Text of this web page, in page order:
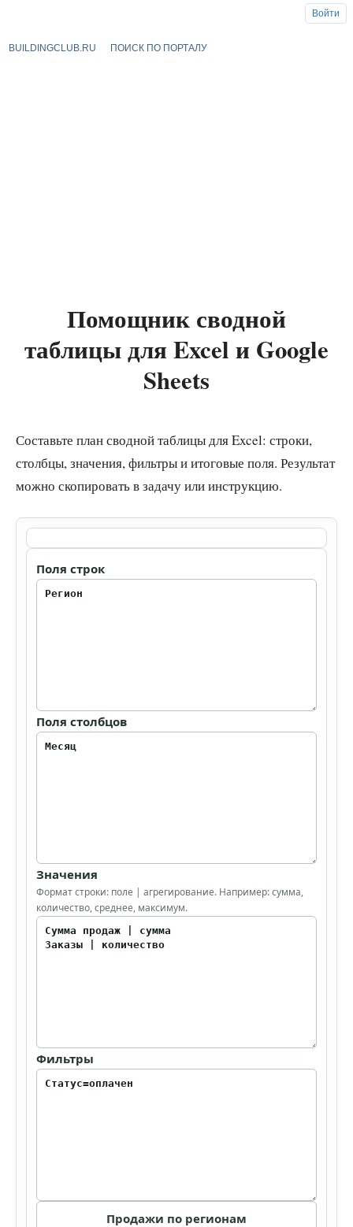
BUILDINGCLUB.RU ПОИСК ПО ПОРТАЛУ
Помощник сводной
таблицы для Excel и Google
Sheets
Составьте план сводной таблицы для Excel: строки,
столбцы, значения, фильтры и итоговые поля. Результат
можно скопировать в задачу или инструкцию.
Поля строк
Поля столбцов
Значения
Формат строки: поле | агрегирование. Например: сумма,
количество, среднее, максимум.
Фильтры
Продажи по регионам
Войти